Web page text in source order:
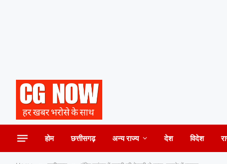
होम छत्तीसगढ़ अन्य राज्य देश विदेश